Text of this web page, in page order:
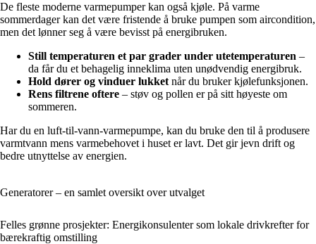
De fleste moderne varmepumper kan også kjøle. På varme
sommerdager kan det være fristende å bruke pumpen som aircondition,
men det lønner seg å være bevisst på energibruken.
Still temperaturen et par grader under utetemperaturen –
da får du et behagelig inneklima uten unødvendig energibruk.
Hold dører og vinduer lukketnår du bruker kjølefunksjonen.
Rens filtrene oftere – støv og pollen er på sitt høyeste om
sommeren.
Har du en luft-til-vann-varmepumpe, kan du bruke den til å produsere
varmtvann mens varmebehovet i huset er lavt. Det gir jevn drift og
bedre utnyttelse av energien.
Generatorer – en samlet oversikt over utvalget
Felles grønne prosjekter: Energikonsulenter som lokale drivkrefter for
bærekraftig omstilling